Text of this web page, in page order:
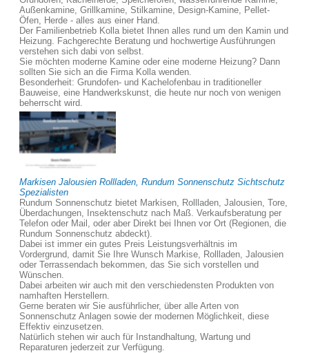
Außenkamine, Grillkamine, Stilkamine, Design-Kamine, Pellet-
Öfen, Herde - alles aus einer Hand.
Der Familienbetrieb Kolla bietet Ihnen alles rund um den Kamin und
Heizung. Fachgerechte Beratung und hochwertige Ausführungen
verstehen sich dabi von selbst.
Sie möchten moderne Kamine oder eine moderne Heizung? Dann
sollten Sie sich an die Firma Kolla wenden.
Besonderheit: Grundofen- und Kachelofenbau in traditioneller
Bauweise, eine Handwerkskunst, die heute nur noch von wenigen
beherrscht wird.
Markisen Jalousien Rollladen, Rundum Sonnenschutz Sichtschutz
Spezialisten
Rundum Sonnenschutz bietet Markisen, Rollladen, Jalousien, Tore,
Überdachungen, Insektenschutz nach Maß. Verkaufsberatung per
Telefon oder Mail, oder aber Direkt bei Ihnen vor Ort (Regionen, die
Rundum Sonnenschutz abdeckt).
Dabei ist immer ein gutes Preis Leistungsverhältnis im
Vordergrund, damit Sie Ihre Wunsch Markise, Rollladen, Jalousien
oder Terrassendach bekommen, das Sie sich vorstellen und
Wünschen.
Dabei arbeiten wir auch mit den verschiedensten Produkten von
namhaften Herstellern.
Gerne beraten wir Sie ausführlicher, über alle Arten von
Sonnenschutz Anlagen sowie der modernen Möglichkeit, diese
Effektiv einzusetzen.
Natürlich stehen wir auch für Instandhaltung, Wartung und
Reparaturen jederzeit zur Verfügung.